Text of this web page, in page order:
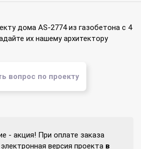
дома AS-2774 из газобетона с 4
их нашему архитектору
вопрос по проекту
- акция! При оплате заказа
версия проекта в